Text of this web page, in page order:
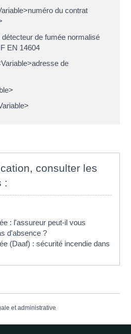
du contrat
de fumée normalisé
EN 14604
de
consulter les
:
: l'assureur peut-il vous
d'absence ?
(Daaf) : sécurité incendie dans
et administrative